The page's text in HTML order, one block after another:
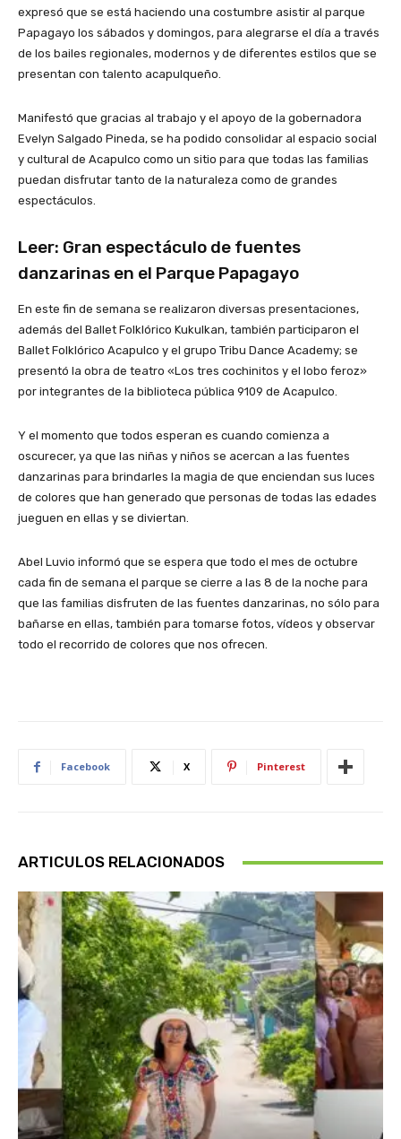
expresó que se está haciendo una costumbre asistir al parque
Papagayo los sábados y domingos, para alegrarse el día a través
de los bailes regionales, modernos y de diferentes estilos que se
presentan con talento acapulqueño.
Manifestó que gracias al trabajo y el apoyo de la gobernadora
Evelyn Salgado Pineda, se ha podido consolidar al espacio social
y cultural de Acapulco como un sitio para que todas las familias
puedan disfrutar tanto de la naturaleza como de grandes
espectáculos.
Leer: Gran espectáculo de fuentes
danzarinas en el Parque Papagayo
En este fin de semana se realizaron diversas presentaciones,
además del Ballet Folklórico Kukulkan, también participaron el
Ballet Folklórico Acapulco y el grupo Tribu Dance Academy; se
presentó la obra de teatro «Los tres cochinitos y el lobo feroz»
por integrantes de la biblioteca pública 9109 de Acapulco.
Y el momento que todos esperan es cuando comienza a
oscurecer, ya que las niñas y niños se acercan a las fuentes
danzarinas para brindarles la magia de que enciendan sus luces
de colores que han generado que personas de todas las edades
jueguen en ellas y se diviertan.
Abel Luvio informó que se espera que todo el mes de octubre
cada fin de semana el parque se cierre a las 8 de la noche para
que las familias disfruten de las fuentes danzarinas, no sólo para
bañarse en ellas, también para tomarse fotos, vídeos y observar
todo el recorrido de colores que nos ofrecen.
Facebook X Pinterest
ARTICULOS RELACIONADOS